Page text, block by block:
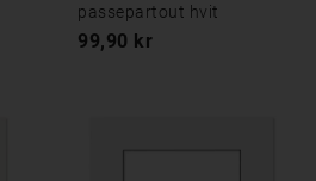
passepartout hvit
99,90 kr